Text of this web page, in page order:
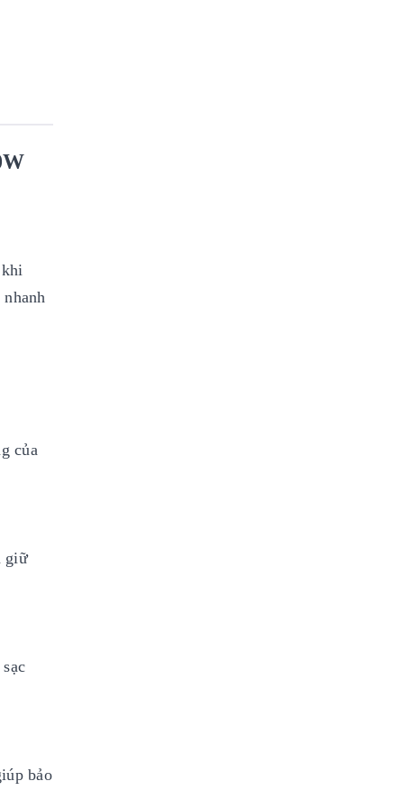
của
giữ
bảo